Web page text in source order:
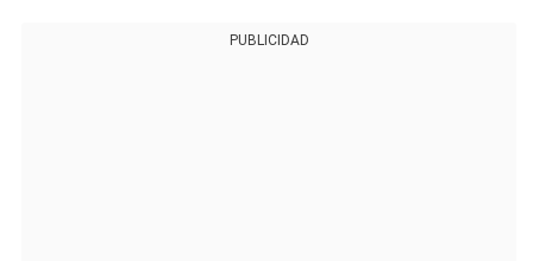
PUBLICIDAD